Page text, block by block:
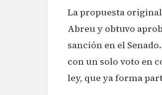
La propuesta
Abreu y obtuvo
sanción en el
con un solo voto en
ley, que ya forma